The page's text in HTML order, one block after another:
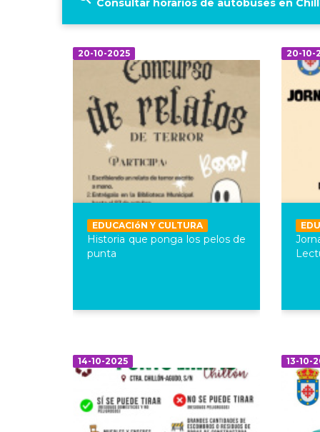
Consultar horarios de autobuses en
20-10-2025
EDUCACIóN Y CULTURA
Historia que ponga los pelos de
punta
20-10-
14-10-2025 13-10-